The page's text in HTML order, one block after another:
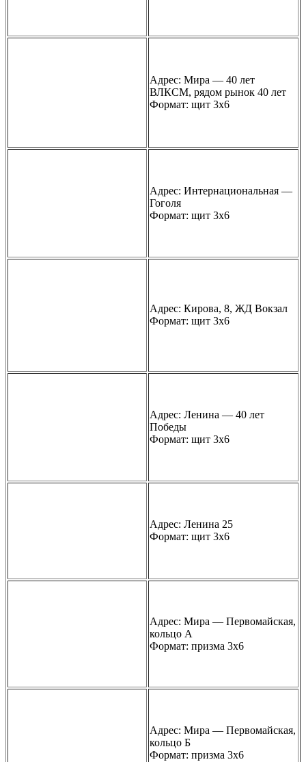
Адрес: Мира — 40 лет
ВЛКСМ, рядом рынок 40 лет
Формат: щит 3х6
Адрес: Интернациональная —
Гоголя
Формат: щит 3х6
Адрес: Кирова, 8, ЖД Вокзал
Формат: щит 3х6
Адрес: Ленина — 40 лет
Победы
Формат: щит 3х6
Адрес: Ленина 25
Формат: щит 3х6
Адрес: Мира — Первомайская,
кольцо А
Формат: призма 3х6
Адрес: Мира — Первомайская,
кольцо Б
Формат: призма 3х6